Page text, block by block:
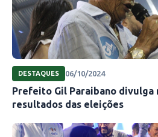
DESTAQUES 06/10/2024
Prefeito Gil Paraibano divulga
resultados das eleições